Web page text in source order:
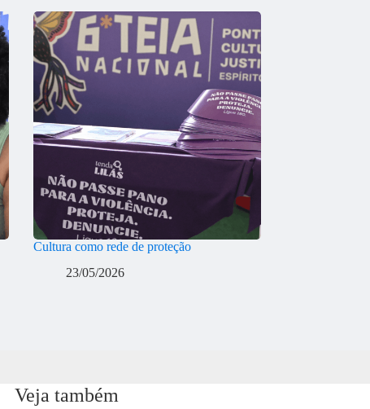
Cultura como rede de proteção
23/05/2026
Veja também